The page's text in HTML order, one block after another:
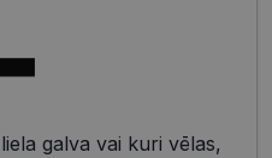
galva vai kuri vēlas,